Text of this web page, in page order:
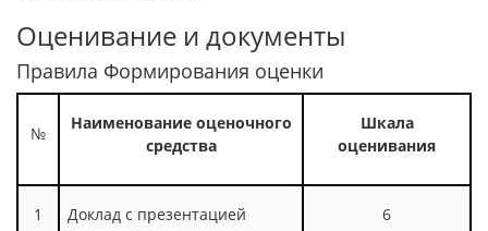
Оценивание и документы
Правила Формирования оценки
№
Наименование оценочного
средства
Шкала
оценивания
1 Доклад с презентацией 6